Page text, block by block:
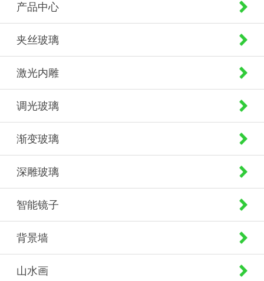
产品中心
夹丝玻璃
激光内雕
调光玻璃
渐变玻璃
深雕玻璃
智能镜子
背景墙
山水画